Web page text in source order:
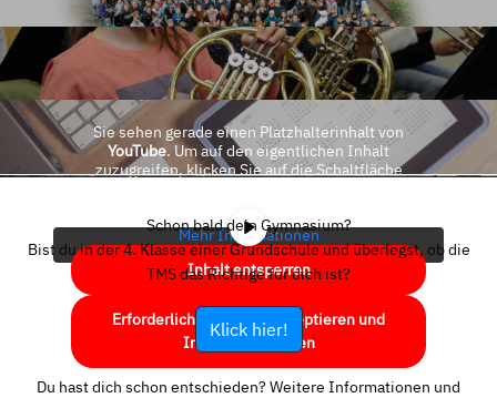
Sie sehen gerade einen Platzhalterinhalt von
YouTube. Um auf den eigentlichen Inhalt
zuzugreifen, klicken Sie auf die Schaltfläche
Mehr Informationen
Inhalt entsperren
Erforderlichen Service akzeptieren und
Inhalte entsperren
Schon bald dein Gymnasium?
Bist du in der 4. Klasse einer Grundschule und überlegst, ob die
TMS das Richtige für dich ist?
Klick hier!
Du hast dich schon entschieden? Weitere Informationen und